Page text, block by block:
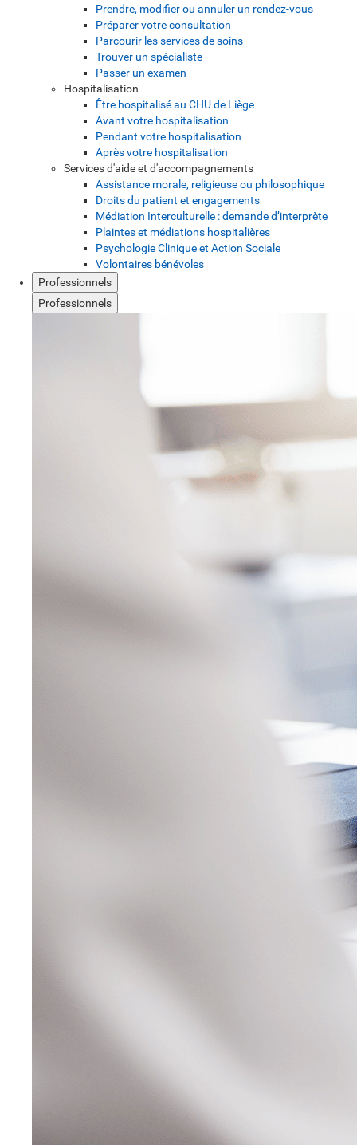
Prendre, modifier ou annuler un rendez-vous
Préparer votre consultation
Parcourir les services de soins
Trouver un spécialiste
Passer un examen
Hospitalisation
Être hospitalisé au CHU de Liège
Avant votre hospitalisation
Pendant votre hospitalisation
Après votre hospitalisation
Services d'aide et d'accompagnements
Assistance morale, religieuse ou philosophique
Droits du patient et engagements
Médiation Interculturelle : demande d’interprète
Plaintes et médiations hospitalières
Psychologie Clinique et Action Sociale
Volontaires bénévoles
Professionnels
Professionnels